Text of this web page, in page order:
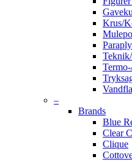
Krus/
–
Brands
Blue
Clear
Clique